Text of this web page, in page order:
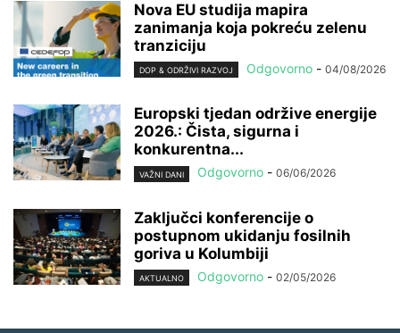
Nova EU studija mapira
zanimanja koja pokreću zelenu
tranziciju
DOP & ODRŽIVI RAZVOJ Odgovorno - 04/08/2026
Europski tjedan održive energije
2026.: Čista, sigurna i
konkurentna...
VAŽNI DANI Odgovorno - 06/06/2026
Zaključci konferencije o
postupnom ukidanju fosilnih
goriva u Kolumbiji
AKTUALNO Odgovorno - 02/05/2026